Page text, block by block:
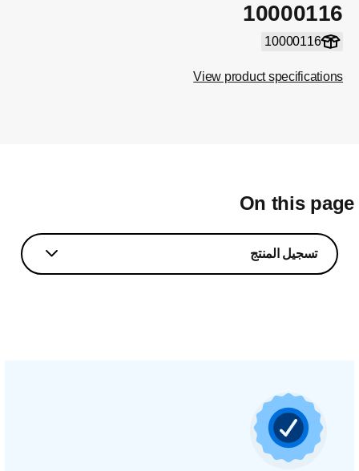
10000116
10000116
View product specifications
On this
تسجيل المنتج